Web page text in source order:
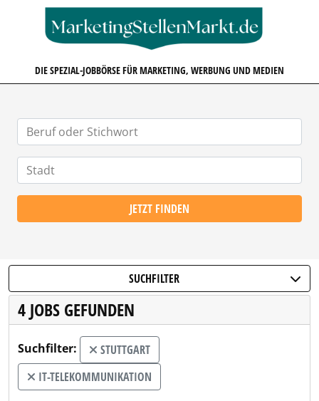
DIE SPEZIAL-JOBBÖRSE FÜR MARKETING, WERBUNG UND MEDIEN
JETZT FINDEN
SUCHFILTER
4 JOBS GEFUNDEN
Suchfilter:
STUTTGART
IT-TELEKOMMUNIKATION